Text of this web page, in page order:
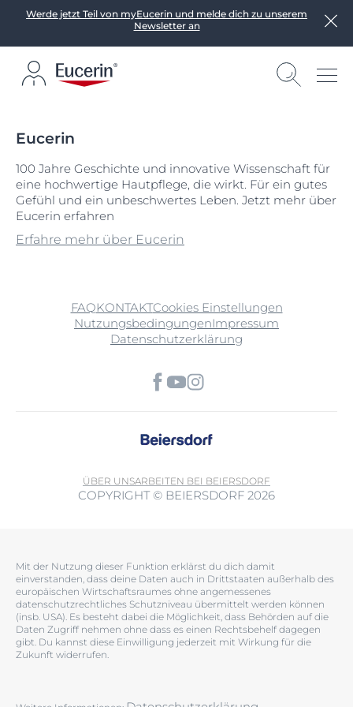
Werde jetzt Teil von myEucerin und melde dich zu unserem
Newsletter an
Eucerin
100 Jahre Geschichte und innovative Wissenschaft für
eine hochwertige Hautpflege, die wirkt. Für ein gutes
Gefühl und ein unbeschwertes Leben. Jetzt mehr über
Eucerin erfahren
Erfahre mehr über Eucerin
FAQKONTAKTCookies Einstellungen
NutzungsbedingungenImpressum
Datenschutzerklärung
ÜBER UNSARBEITEN BEI BEIERSDORF
COPYRIGHT © BEIERSDORF 2026
Mit der Nutzung dieser Funktion erklärst du dich damit
einverstanden, dass deine Daten auch in Drittstaaten außerhalb des
europäischen Wirtschaftsraumes ohne angemessenes
datenschutzrechtliches Schutzniveau übermittelt werden können
(insb. USA). Es besteht dabei die Möglichkeit, dass Behörden auf die
Daten Zugriff nehmen ohne dass es einen Rechtsbehelf dagegen
gibt. Du kannst diese Einwilligung jederzeit mit Wirkung für die
Zukunft widerrufen.